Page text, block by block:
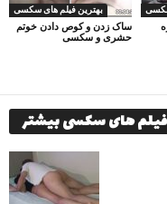
بهترین فیلم های سکسی
ساک زدن و کوص دادن خوتم
حشری و سکسی
سکسی
فیلم های سکسی بیشتر